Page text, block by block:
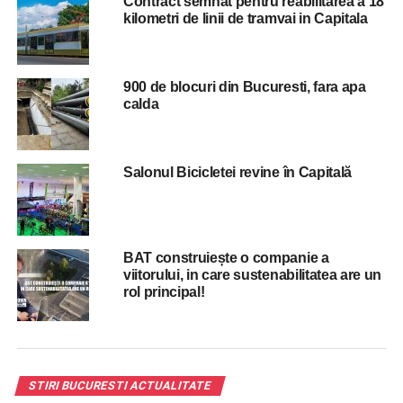
acestor împrumuturi, prin ameninţări şi violenţe, personal
sau prin alte persoane, suspecţii au solicitat sume cu mult
mai mari decât cele acordate iniţial iar în cazul în care
persoanele împrumutate se aflau în imposibilitate de a
achita sumele impuse suspecţii solicitau instituirea unor
garanţii mobiliare sau imobiliare.
RELATED TOPICS:
UP NEXT
Bucurestiul sub alerta, dupa un nou jaf la o casa
de amanet!
DON'T MISS
Fostul presedinte al Romaniei, Traian Basescu: A
venit vremea sa legalizam prostitutia!
kilometri de linii de tramvai in Capitala
900 de blocuri din Bucuresti, fara apa
calda
Salonul Bicicletei revine în Capitală
BAT construiește o companie a
viitorului, in care sustenabilitatea are un
rol principal!
STIRI BUCURESTI ACTUALITATE